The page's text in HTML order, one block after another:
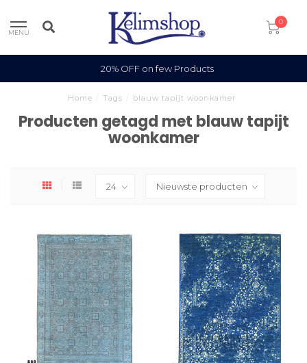
MENU
0
20% OFF on few Products
Home Tags blauw tapijt woonkamer
Producten getagd met blauw tapijt
woonkamer